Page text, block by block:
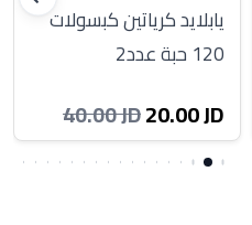
يابلايد كرياتين كبسولات
120 حبة عدد2
40.00 JD20.00 JD